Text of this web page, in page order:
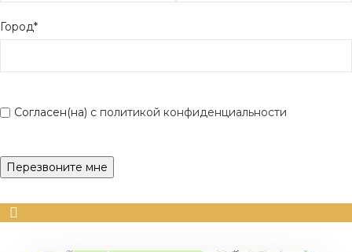
Город*
Согласен(на) с политикой конфиденциальности